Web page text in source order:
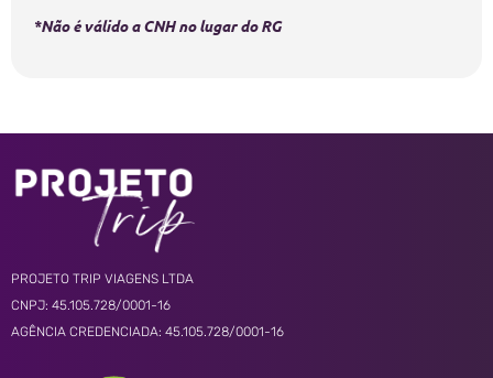
*Não é válido a CNH no lugar do RG
PROJETO TRIP VIAGENS LTDA
CNPJ: 45.105.728/0001-16
AGÊNCIA CREDENCIADA: 45.105.728/0001-16